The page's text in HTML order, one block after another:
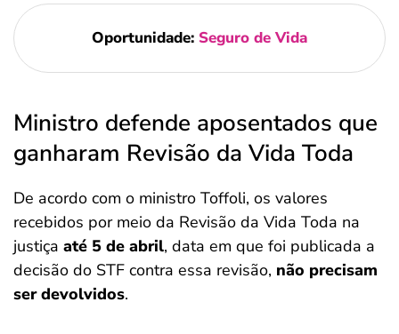
Oportunidade: Seguro de Vida
Ministro defende aposentados que
ganharam Revisão da Vida Toda
De acordo com o ministro Toffoli, os valores
recebidos por meio da Revisão da Vida Toda na
justiça até 5 de abril, data em que foi publicada a
decisão do STF contra essa revisão, não precisam
ser devolvidos.